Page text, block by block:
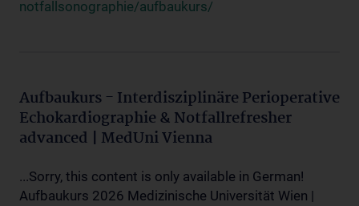
notfallsonographie/aufbaukurs/
Aufbaukurs - Interdisziplinäre Perioperative
Echokardiographie & Notfallrefresher
advanced | MedUni Vienna
...Sorry, this content is only available in German!
Aufbaukurs 2026 Medizinische Universität Wien |